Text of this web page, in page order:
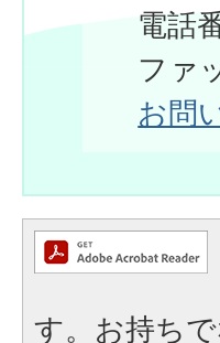
電話
ファ
お問
す。お持ち